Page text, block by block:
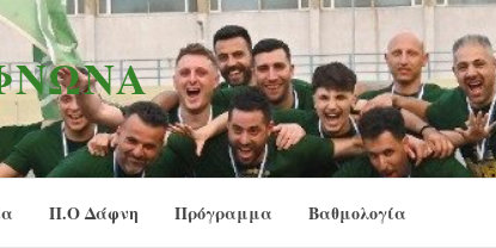
Π.Ο Δάφνη Πρόγραμμα Βαθμολογία